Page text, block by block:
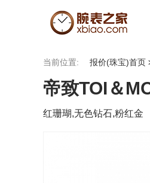
当前位置: 报价(珠宝)首页
帝致TOI＆
红珊瑚,无色钻石,粉红金